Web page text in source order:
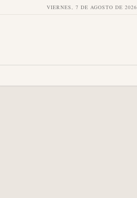
VIERNES, 7 DE AGOSTO DE 2026